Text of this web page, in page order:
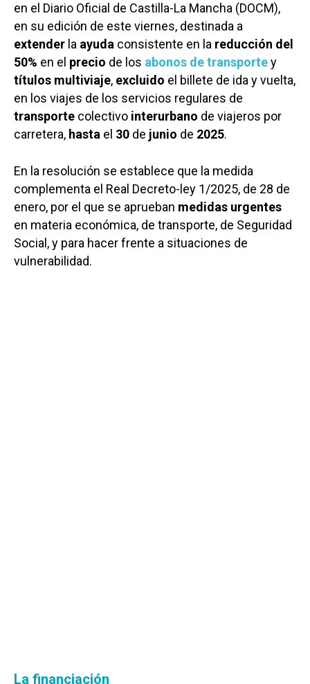
en el Diario Oficial de Castilla-La Mancha (DOCM),
en su edición de este viernes, destinada a
extender la ayuda consistente en la reducción del
50% en el precio de los abonos de transportey
títulos multiviaje, excluido el billete de ida y vuelta,
en los viajes de los servicios regulares de
transporte colectivo interurbano de viajeros por
carretera, hasta el 30 de junio de 2025.
En la resolución se establece que la medida
complementa el Real Decreto-ley 1/2025, de 28 de
enero, por el que se aprueban medidas urgentes
en materia económica, de transporte, de Seguridad
Social, y para hacer frente a situaciones de
vulnerabilidad.
La financiación